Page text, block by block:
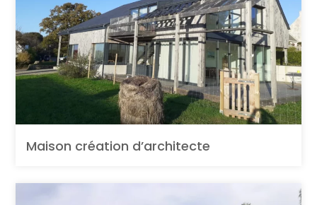
Maison création d’architecte